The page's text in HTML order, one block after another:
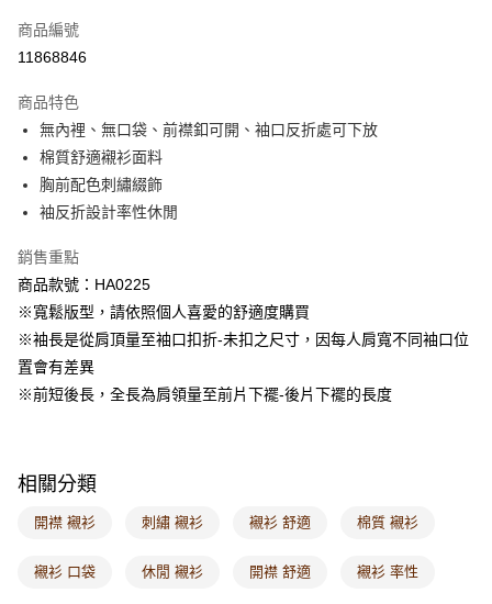
萊爾富取貨付款
付款後萊爾富取貨
每筆NT$60，滿NT$1,000(含以上)免運費
7-11取貨付款
每筆NT$60，滿NT$1,000(含以上)免運費
付款後7-11取貨
每筆NT$60，滿NT$1,000(含以上)免運費
宅配
每筆NT$120，滿NT$1,000(含以上)免運費
付款後門市自取
海外配送-港/澳/新/馬/泰國專屬
海外配送-其他亞洲地區 查看運費
商品編號
11868846
商品特色
無內裡、無口袋、前襟釦可開、袖口反折處可下放
棉質舒適襯衫面料
胸前配色刺繡綴飾
袖反折設計率性休閒
銷售重點
商品款號：HA0225
※寬鬆版型，請依照個人喜愛的舒適度購買
※袖長是從肩頂量至袖口扣折-未扣之尺寸，因每人肩寬不同袖口位
置會有差異
※前短後長，全長為肩領量至前片下襬-後片下襬的長度
相關分類
開襟 襯衫 刺繡 襯衫 襯衫 舒適 棉質 襯衫
襯衫 口袋 休閒 襯衫 開襟 舒適 襯衫 率性